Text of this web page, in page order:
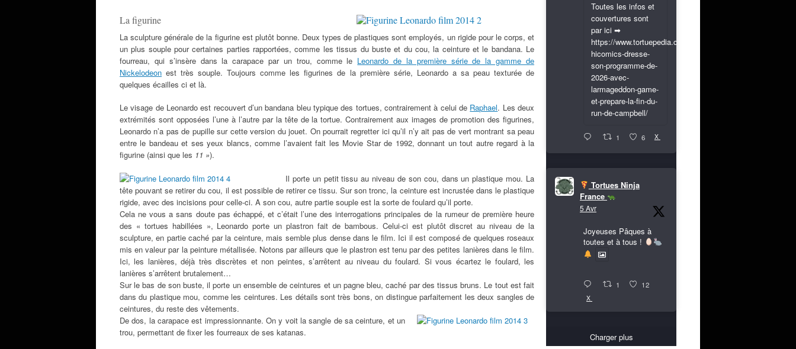
La figurine
La sculpture générale de la figurine est plutôt bonne. Deux types de plastiques sont employés, un rigide pour le corps, et
un plus souple pour certaines parties rapportées, comme les tissus du buste et du cou, la ceinture et le bandana. Le
fourreau, qui s’insère dans la carapace par un trou, comme le Leonardo de la première série de la gamme de
Nickelodeon est très souple. Toujours comme les figurines de la première série, Leonardo a sa peau texturée de
quelques écailles ci et là.
Le visage de Leonardo est recouvert d’un bandana bleu typique des tortues, contrairement à celui de Raphael. Les deux
extrémités sont opposées l’une à l’autre par la tête de la tortue. Contrairement aux images de promotion des figurines,
Leonardo n’a pas de pupille sur cette version du jouet. On pourrait regretter ici qu’il n’y ait pas de vert montrant sa peau
entre le bandeau et ses yeux blancs, comme l’avaient fait les Movie Star de 1992, donnant un tout autre regard à la
figurine (ainsi que les 11 »).
Il porte un petittissu au niveau de son cou, dans un plastique mou. La
tête pouvant se retirer du cou, il est possible de retirer ce tissu. Sur son tronc, la ceinture est incrustée dans le plastique
rigide, avec des incisions pour celle-ci. A son cou, autre partie souple est la sorte de foulard qu’il porte.
Cela ne vous a sans doute pas échappé, et c’était l’une des interrogations principales de la rumeur de première heure
des « tortues habillées », Leonardo porte un plastron fait de bambous. Celui-ci est plutôt discret au niveau de la
sculpture, en partie caché par la ceinture, mais semble plus dense dans le film. Ici il est composé de quelques roseaux
mis en valeur par la peinture métallisée. Notons par ailleurs que le plastron est tenu par des petites lanières dans le film.
Ici, les lanières, déjà très discrètes et non peintes, s’arrêtent au niveau du foulard. Si vous écartez le foulard, les
lanières s’arrêtent brutalement…
Sur le bas de son buste, il porte un ensemble de ceintures et un pagne bleu, caché par des tissus bruns. Le tout est fait
dans du plastique mou, comme les ceintures. Les détails sont très bons, on distingue parfaitement les deux sangles de
ceintures, du reste des vêtements.
De dos, la carapace est impressionnante. On y voit la sangle de sa ceinture, et un
trou, permettant de fixer les fourreaux de ses katanas.
Toutes les infos et
couvertures sont
par ici ➡
https://www.tortuepedia.com/2026/03/31/exclusif-
hicomics-dresse-
son-programme-de-
2026-avec-
larmageddon-game-
et-prepare-la-fin-du-
run-de-campbell/
1 6 X
Tortues Ninja
France
5 Avr
Joyeuses Pâques à
toutes et à tous !
1 12
X
Charger plus